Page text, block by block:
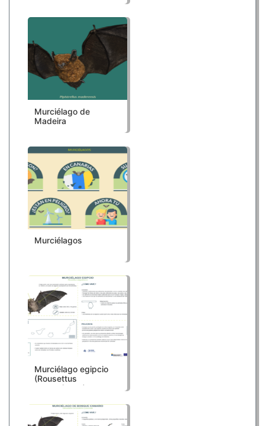
Murciélago de
Madeira
Murciélagos
Murciélago egipcio
(Rousettus
aegyptiacus)